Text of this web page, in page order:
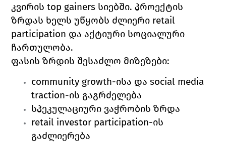
კვირის top gainers სიებში. პროექტის
ზრდას ხელს უწყობს ძლიერი retail
participation და აქტიური სოციალური
ჩართულობა.
ფასის ზრდის შესაძლო მიზეზები:
community growth-ისა და social media
traction-ის გაგრძელება
სპეკულაციური ვაჭრობის ზრდა
retail investor participation-ის
გაძლიერება